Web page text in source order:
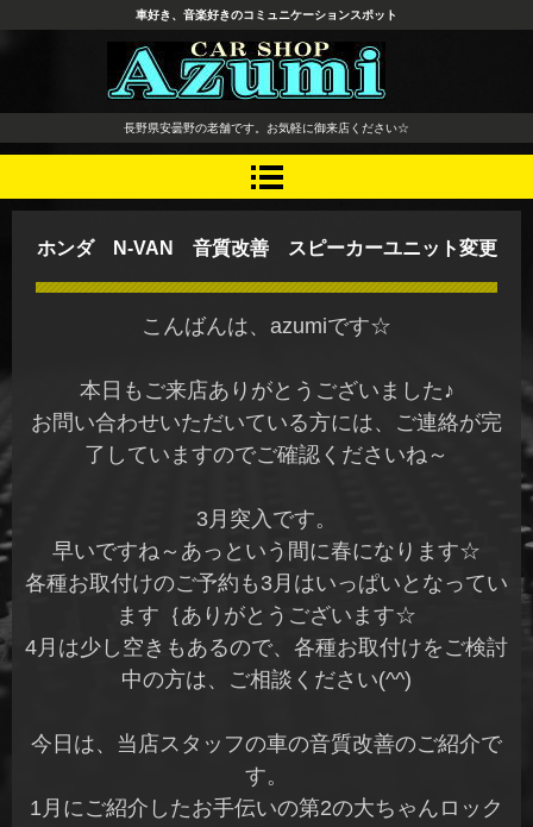
長野県 安曇野市 タイヤ ホ
イール デッドニング カーオ
ーディオ レカロシート
車好き、音楽好きのコミュニケーションスポット
長野県安曇野の老舗です。お気軽に御来店ください☆
ホンダ N-VAN 音質改善 スピーカーユニット変更
こんばんは、azumiです☆
本日もご来店ありがとうございました♪
お問い合わせいただいている方には、ご連絡が完
了していますのでご確認くださいね～
3月突入です。
早いですね～あっという間に春になります☆
各種お取付けのご予約も3月はいっぱいとなってい
ます｛ありがとうございます☆
4月は少し空きもあるので、各種お取付けをご検討
中の方は、ご相談ください(^^)
今日は、当店スタッフの車の音質改善のご紹介で
す。
1月にご紹介したお手伝いの第2の大ちゃんロック